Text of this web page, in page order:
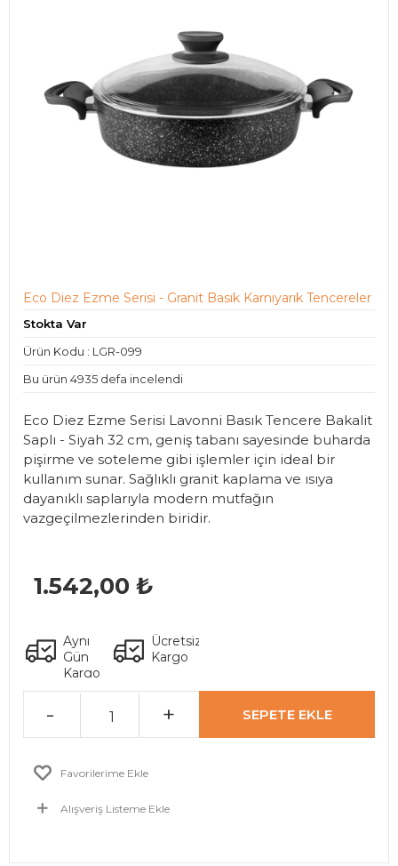
Eco Diez Ezme Serisi - Granit Basık Karnıyarık Tencereler
Stokta Var
Ürün Kodu : LGR-099
Bu ürün 4935 defa incelendi
Eco Diez Ezme Serisi Lavonni Basık Tencere Bakalit
Saplı - Siyah 32 cm, geniş tabanı sayesinde buharda
pişirme ve soteleme gibi işlemler için ideal bir
kullanım sunar. Sağlıklı granit kaplama ve ısıya
dayanıklı saplarıyla modern mutfağın
vazgeçilmezlerinden biridir.
1.542,00 ₺
Ücretsiz
Kargo
Aynı
Gün
Kargo
- + SEPETE EKLE
Favorilerime Ekle
Alışveriş Listeme Ekle